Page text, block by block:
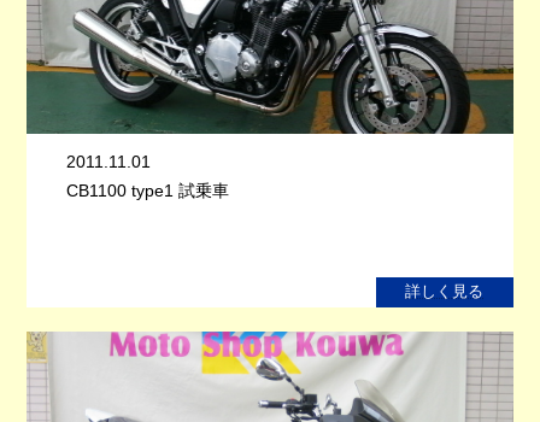
2011.11.01
CB1100 type1 試乗車
詳しく見る